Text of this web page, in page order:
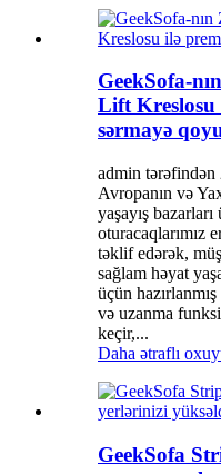
GeekSofa-
Lift Kreslosu
sərmayə
admin tərəfindən
Avropanın və
yaşayış bazarları
oturacaqlarımız
təklif edərək,
sağlam həyat
üçün
və uzanma
keçir,...
Daha ətraflı
GeekSofa